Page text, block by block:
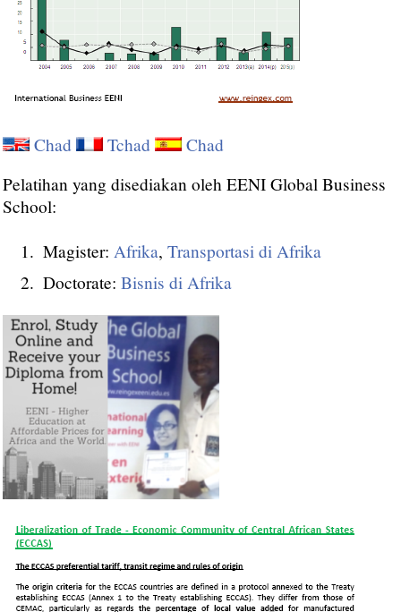
Chad Tchad
Chad
Pelatihan yang disediakan oleh EENI Global Business
School:
Magister: Afrika, Transportasi di Afrika
Doctorate: Bisnis di Afrika